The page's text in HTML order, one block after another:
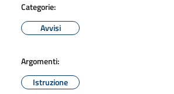
Categorie:
Avvisi
Argomenti:
Istruzione